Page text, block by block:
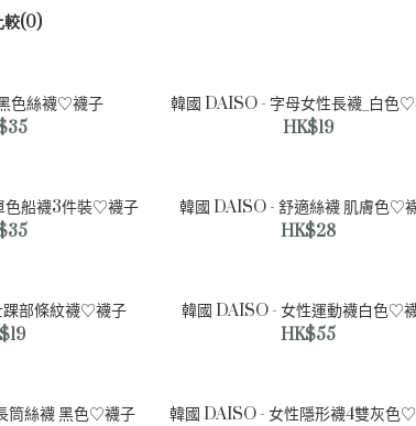
較(0)
韓國 DAISO - 黑色絲襪♡襪
HK$35
色絲襪♡襪子
韓國 DAISO - 字母女性長襪_白色
HK$19
色船襪3件裝♡襪子
韓國 DAISO - 舒適絲襪 肌膚色♡
HK$28
部條紋襪♡襪子
韓國 DAISO - 女性運動襪白色♡
HK$55
筒絲襪 黑色♡襪子
韓國 DAISO - 女性隱形襪4雙灰色